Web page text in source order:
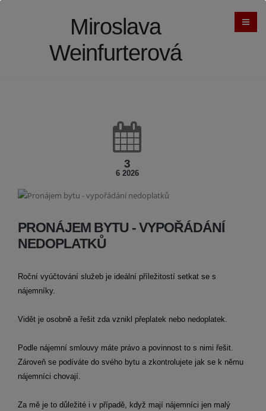
Miroslava
Weinfurterová
3
6 2026
PRONÁJEM BYTU - VYPOŘÁDÁNÍ
NEDOPLATKŮ
Roční vyúčtování služeb je ideální příležitostí setkat se s
nájemníky.
Vidět je osobně a řešit zda vznikl přeplatek nebo nedoplatek.
Podle nájemní smlouvy máte právo a povinnost to s nimi řešit.
Zároveň se podíváte do svého bytu a zkontrolujete jak se k němu
nájemníci chovají.
Za mě je to důležité i v případě, když mají nájemníci jen malý